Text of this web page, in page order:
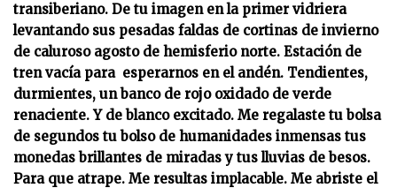
transiberiano. De tu imagen en la primer vidriera
levantando sus pesadas faldas de cortinas de invierno
de caluroso agosto de hemisferio norte. Estación de
tren vacía para esperarnos en el andén. Tendientes,
durmientes, un banco de rojo oxidado de verde
renaciente. Y de blanco excitado. Me regalaste tu bolsa
de segundos tu bolso de humanidades inmensas tus
monedas brillantes de miradas y tus lluvias de besos.
Para que atrape. Me resultas implacable. Me abriste el